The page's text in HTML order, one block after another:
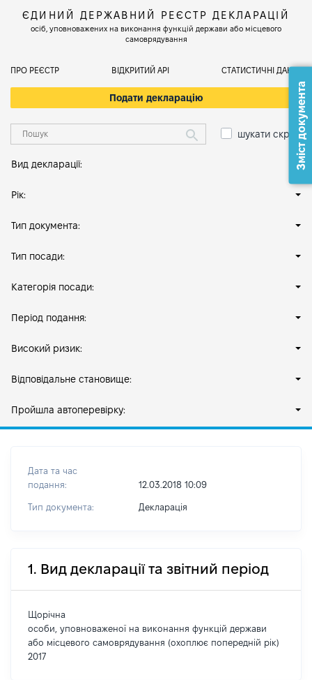
ЄДИНИЙ ДЕРЖАВНИЙ РЕЄСТР ДЕКЛАРАЦІЙ
осіб, уповноважених на виконання функцій держави або місцевого
самоврядування
ПРО РЕЄСТР ВІДКРИТИЙ АРІ СТАТИСТИЧНІ ДАНІ
Подати декларацію
шукати скрізь
Вид декларації:
Рік:
Тип документа:
Тип посади:
Категорія посади:
Період подання:
Високий ризик:
Відповідальне становище:
Пройшла автоперевірку:
Дата та час
подання:
12.03.2018 10:09
Тип документа: Декларація
1. Вид декларації та звітний період
Щорічна
особи, уповноваженої на виконання функцій держави
або місцевого самоврядування (охоплює попередній рік)
2017
Зміст документа